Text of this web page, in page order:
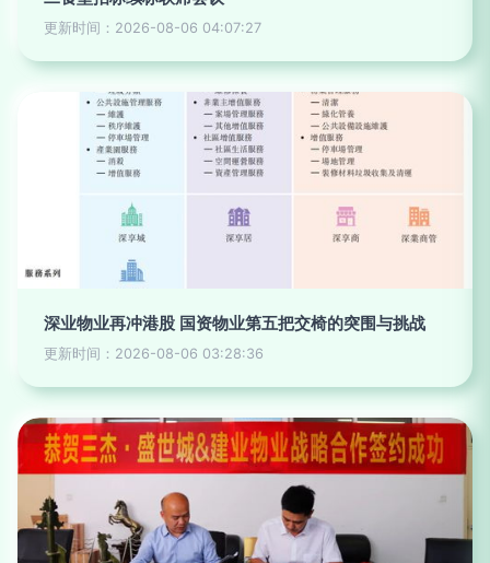
更新时间：2026-08-06 04:07:27
深业物业再冲港股 国资物业第五把交椅的突围与挑战
更新时间：2026-08-06 03:28:36